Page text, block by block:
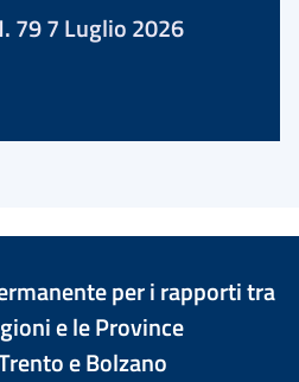
79 7 Luglio 2026
per i rapporti tra
e le Province
e Bolzano